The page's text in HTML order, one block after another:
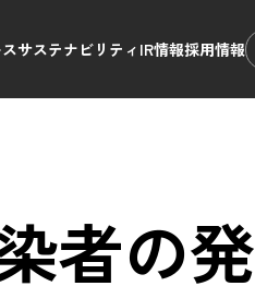
サステナビリティ IR情報採用情報
者の